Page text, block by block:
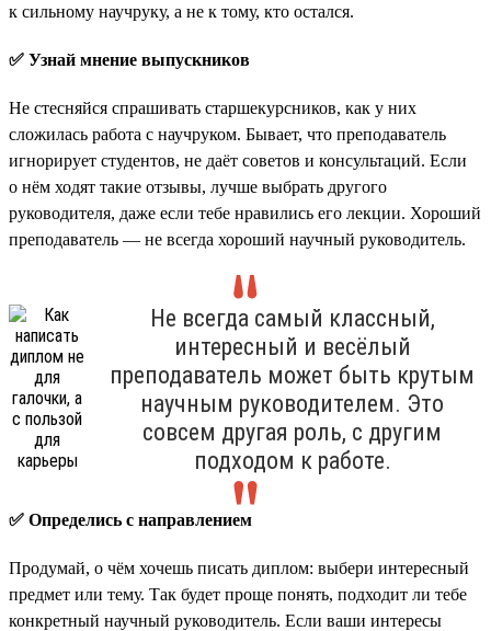
к сильному научруку, а не к тому, кто остался.
✅ Узнай мнение выпускников
Не стесняйся спрашивать старшекурсников, как у них
сложилась работа с научруком. Бывает, что преподаватель
игнорирует студентов, не даёт советов и консультаций. Если
о нём ходят такие отзывы, лучше выбрать другого
руководителя, даже если тебе нравились его лекции. Хороший
преподаватель — не всегда хороший научный руководитель.
Не всегда самый классный,
интересный и весёлый
преподаватель может быть крутым
научным руководителем. Это
совсем другая роль, с другим
подходом к работе.
✅ Определись с направлением
Продумай, о чём хочешь писать диплом: выбери интересный
предмет или тему. Так будет проще понять, подходит ли тебе
конкретный научный руководитель. Если ваши интересы